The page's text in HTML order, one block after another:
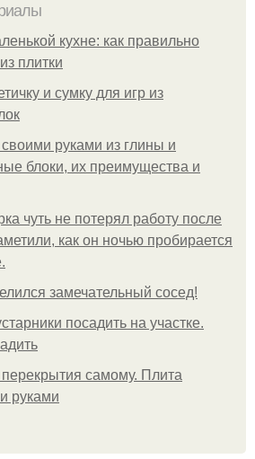
кухне: как правильно
плитки
и сумку для игр из
руками из глины и
блоки, их преимущества и
чуть не потерял работу после
как он ночью пробирается
замечательный сосед!
посадить на участке.
перекрытия самому. Плита
руками